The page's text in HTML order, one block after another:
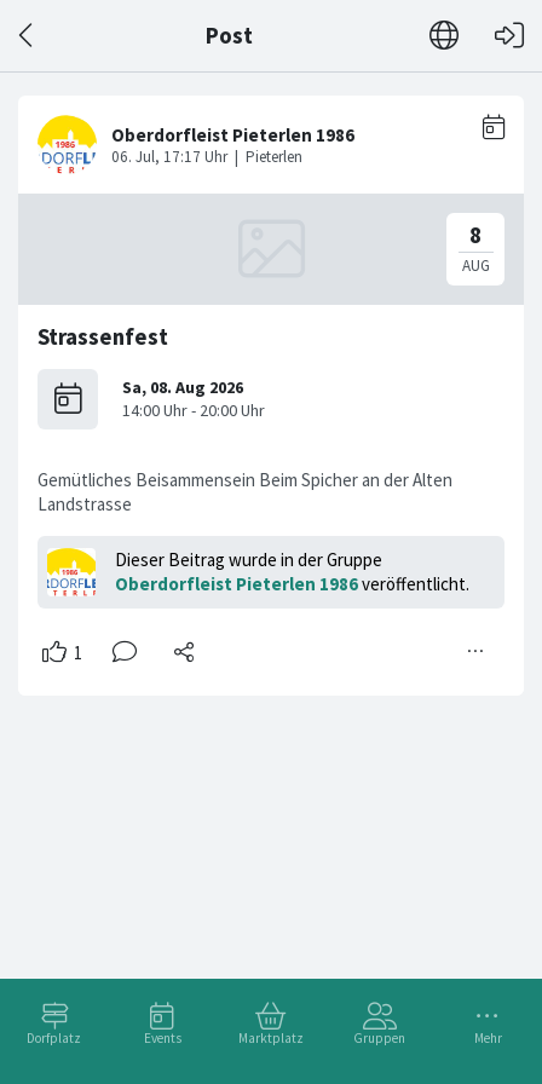
Post
Dorfplatz Events Marktplatz Gruppen Mehr
Strassenfest
Gemütliches Beisammensein Beim Spicher an der Alten
Landstrasse
Dieser Beitrag wurde in der Gruppe
Oberdorfleist Pieterlen 1986veröffentlicht.